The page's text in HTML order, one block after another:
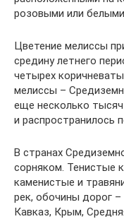
розовыми или
Цветение мелиссы
средину летнего
четырех
мелиссы –
еще несколько
и распространилось
В странах
сорняком. Тенистые
каменистые и
рек, обочины дорог
Кавказ, Крым,